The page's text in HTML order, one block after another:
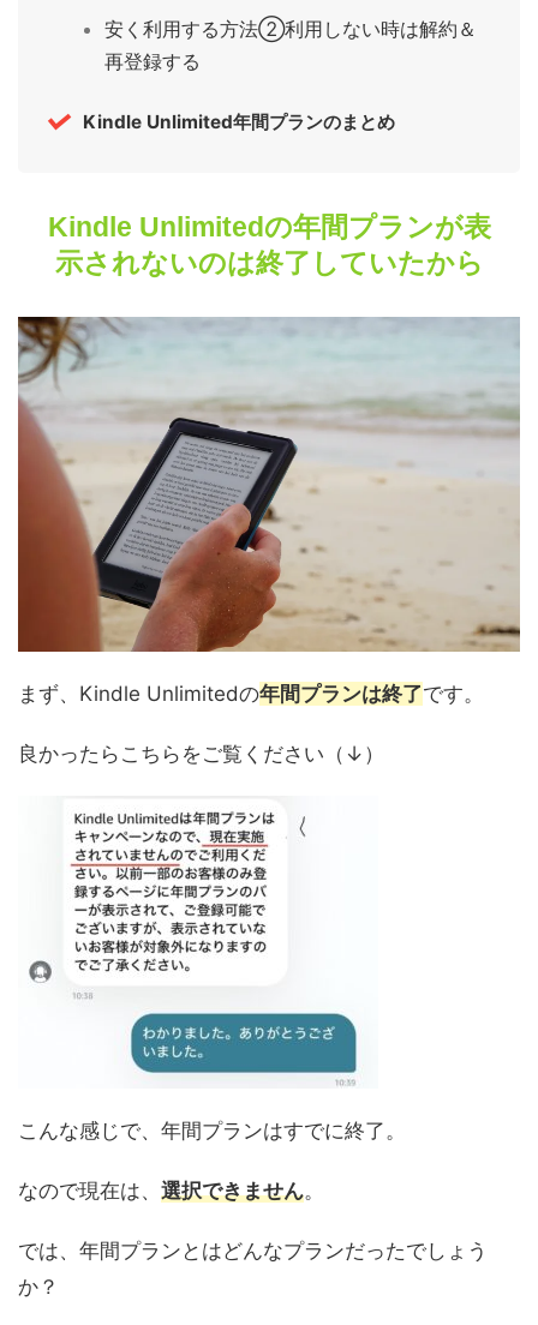
安く利用する方法②利用しない時は解約＆
再登録する
Kindle Unlimited年間プランのまとめ
Kindle Unlimitedの年間プランが表
示されないのは終了していたから
まず、Kindle Unlimitedの年間プランは終了です。
良かったらこちらをご覧ください（↓）
こんな感じで、年間プランはすでに終了。
なので現在は、 選択できません。
では、年間プランとはどんなプランだったでしょう
か？